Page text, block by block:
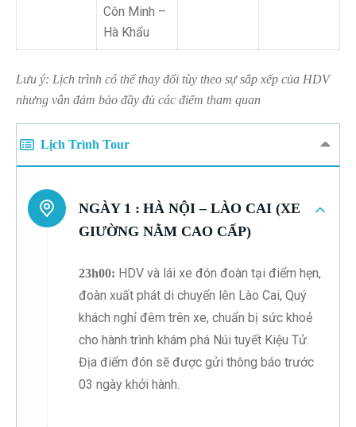
Côn Minh –
Hà Khẩu
Lưu ý: Lịch trình có thể thay đổi tùy theo sự sắp xếp của HDV
nhưng vẫn đảm bảo đầy đủ các điểm tham quan
Lịch Trình Tour
NGÀY 1 : HÀ NỘI – LÀO CAI (XE
GIƯỜNG NẰM CAO CẤP)
23h00: HDV và lái xe đón đoàn tại điểm hẹn,
đoàn xuất phát di chuyển lên Lào Cai, Quý
khách nghỉ đêm trên xe, chuẩn bị sức khoẻ
cho hành trình khám phá Núi tuyết Kiệu Tử.
Địa điểm đón sẽ được gửi thông báo trước
03 ngày khởi hành.